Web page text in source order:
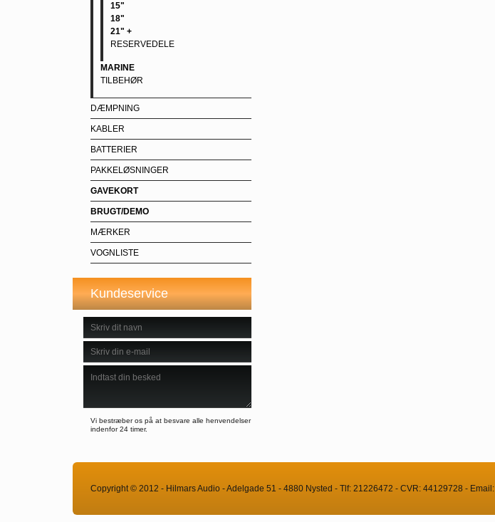
15"
18"
21" +
RESERVEDELE
MARINE
TILBEHØR
DÆMPNING
KABLER
BATTERIER
PAKKELØSNINGER
GAVEKORT
BRUGT/DEMO
MÆRKER
VOGNLISTE
Kundeservice
Vi bestræber os på at besvare alle henvendelser
indenfor 24 timer.
Copyright © 2012 - Hilmars Audio - Adelgade 51 - 4880 Nysted - Tlf: 21226472 - CVR: 44129728 - Email: